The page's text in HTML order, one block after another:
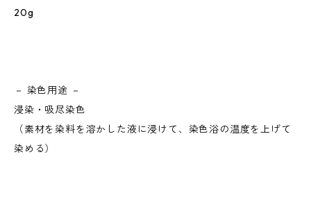
20g
－ 染色用途 －
浸染・吸尽染色
（素材を染料を溶かした液に浸けて、染色浴の温度を上げて
染める）